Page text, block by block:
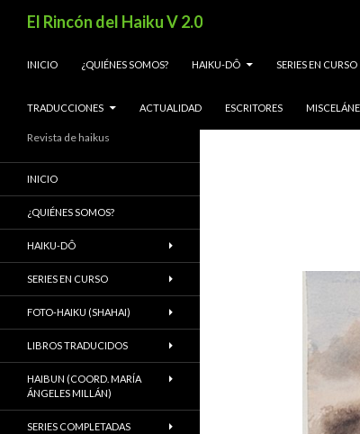
El Rincón del Haiku V 2.0
INICIO
¿QUIÉNES SOMOS? HAIKU-DÔ SERIES EN CURSO
TRADUCCIONES ACTUALIDAD ESCRITORES
Revista de haikus
INICIO
¿QUIÉNES SOMOS?
HAIKU-DÔ
SERIES EN CURSO
FOTO-HAIKU (SHAHAI)
LIBROS TRADUCIDOS
HAIBUN (COORD. MARÍA
ÁNGELES MILLÁN)
SERIES COMPLETADAS